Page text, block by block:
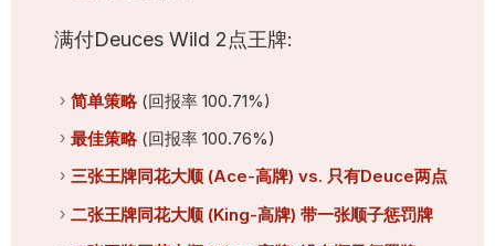
满付Deuces Wild 2点王牌:
简单策略 (回报率 100.71%)
最佳策略 (回报率 100.76%)
三张王牌同花大顺 (Ace-高牌) vs. 只有Deuce两点
二张王牌同花大顺 (King-高牌) 带一张顺子惩罚牌